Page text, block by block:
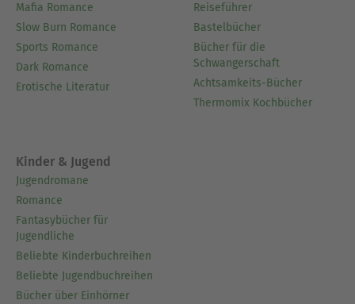
Mafia Romance
Slow Burn Romance
Sports Romance
Dark Romance
Erotische Literatur
Reiseführer
Bastelbücher
Bücher für die
Schwangerschaft
Achtsamkeits-Bücher
Thermomix Kochbücher
Kinder & Jugend
Jugendromane
Romance
Fantasybücher für
Jugendliche
Beliebte Kinderbuchreihen
Beliebte Jugendbuchreihen
Bücher über Einhörner